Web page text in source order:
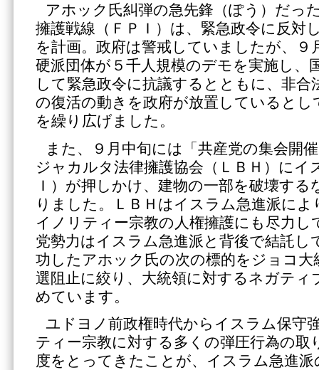
アホック氏糾弾の急先鋒（ぽう）だっ
擁護戦線（ＦＰＩ）は、緊急政令に反対
を計画。政府は警戒していましたが、９
硬派団体が５千人規模のデモを実施し、
して緊急政令に抗議するとともに、非合
の復活の動きを政府が放置しているとし
を繰り広げました。
また、９月中旬には「共産党の集会開
ジャカルタ法律擁護協会（ＬＢＨ）にイ
Ｉ）が押しかけ、建物の一部を破壊す
りました。ＬＢＨはイスラム急進派に
イノリティー宗教の人権擁護にも尽力し
党勢力はイスラム急進派と背後で結託し
功したアホック氏の次の標的をジョコ
選阻止に絞り、大統領に対するネガティ
めています。
ユドヨノ前政権時代からイスラム保守
ティー宗教に対する多くの弾圧行為の取
度をとってきたことが、イスラム急進派